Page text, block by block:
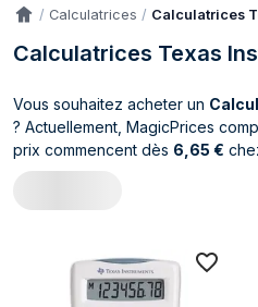
AccueilCalculatrices
Calculatrices Texas
Vous souhaitez acheter un
? Actuellement, MagicPrices
prix commencent dès 6,65 €
Catalogue Texas